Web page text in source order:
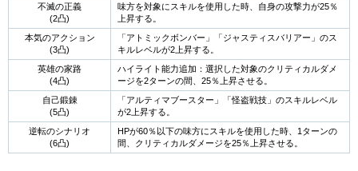
不滅の正義
(2凸)
味方を対象にスキルを使用した時、自身の攻撃力が25％
上昇する。
本気のアクション
(3凸)
「アトミックボンバー」「ジャスティスバリアー」のス
キルレベルが2上昇する。
英雄の家路
(4凸)
ハイライト能力追加：選択した対象のクリティカルダメ
ージを2ターンの間、25％上昇させる。
自己鍛錬
(5凸)
「アルティマブースター」「怪盗戦技」のスキルレベル
が2上昇する。
逆転のシナリオ
(6凸)
HPが60％以下の味方にスキルを使用した時、1ターンの
間、クリティカルダメージを25％上昇させる。